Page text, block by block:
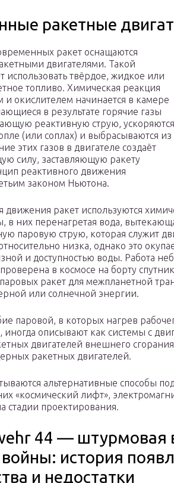
ракетные
ракет оснащаются
двигателями. Такой
использовать твёрдое, жидкое или
топливо. Химическая реакция
и окислителем начинается в камере
в результате горячие газы
реактивную струю, ускоряются
(или соплах) и выбрасываются из
этих газов в двигателе создаёт
силу, заставляющую ракету
реактивного движения
законом Ньютона.
движения ракет используются
в них перенагретая вода,
паровую струю, которая служит
низка, однако это
и доступностью воды. Работа
в космосе на борту
ракет для межпланетной
или солнечной энергии.
паровой, в которых нагрев
иногда описывают как системы с
двигателей внешнего
ракетных двигателей.
альтернативные способы
«космический лифт»,
стадии проектирования.
44 — штурмовая
история
и недостатки